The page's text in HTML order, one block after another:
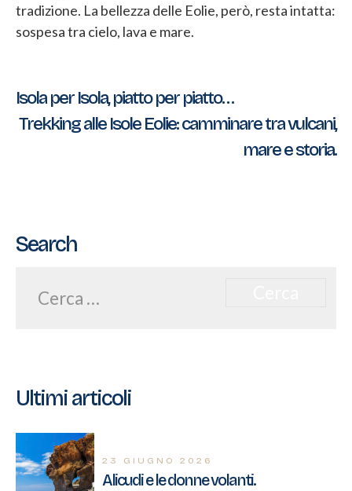
tradizione. La bellezza delle Eolie, però, resta intatta:
sospesa tra cielo, lava e mare.
Navigazione
articoli
Isola per Isola, piatto per piatto…
Trekking alle Isole Eolie: camminare tra vulcani,
mare e storia.
Search
per:
Ultimi articoli
23 GIUGNO 2026
Alicudi e le donne volanti.